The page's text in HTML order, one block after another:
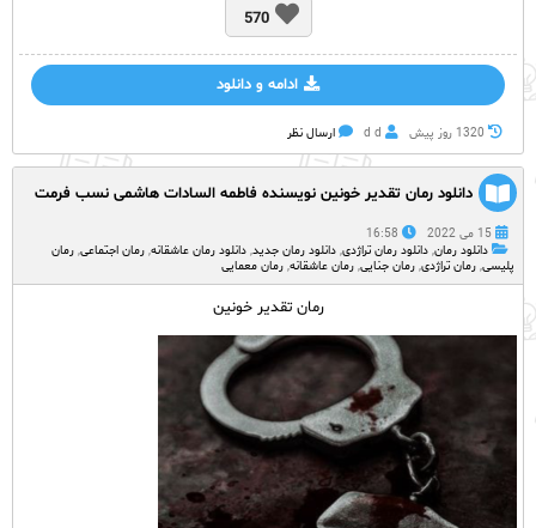
570
ادامه و دانلود
1320 روز پيش d d ارسال نظر
دانلود رمان تقدیر خونین نویسنده فاطمه السادات هاشمی نسب فرمت
15 می 2022
16:58
دانلود رمان, دانلود رمان تراژدی, دانلود رمان جدید, دانلود رمان عاشقانه, رمان اجتماعی, رمان
پلیسی, رمان تراژدی, رمان جنایی, رمان عاشقانه, رمان معمایی
رمان تقدیر خونین